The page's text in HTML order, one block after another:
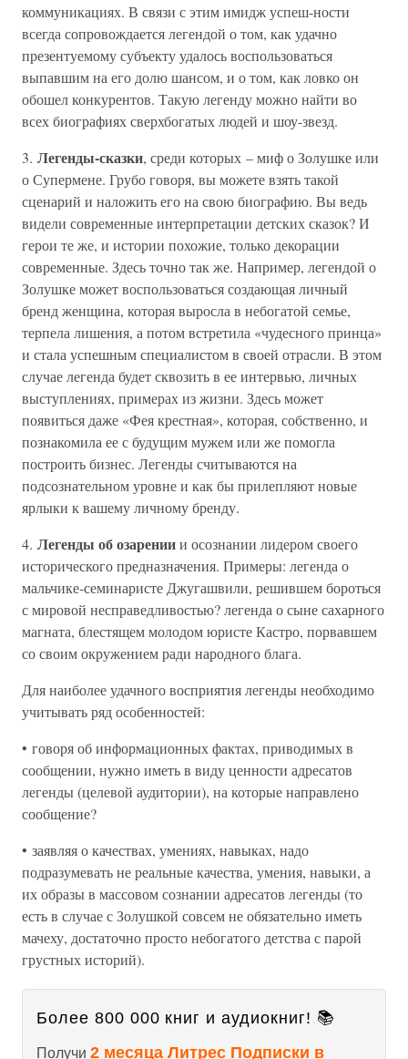
коммуникациях. В связи с этим имидж успеш-ности
всегда сопровождается легендой о том, как удачно
презентуемому субъекту удалось воспользоваться
выпавшим на его долю шансом, и о том, как ловко он
обошел конкурентов. Такую легенду можно найти во
всех биографиях сверхбогатых людей и шоу-звезд.
3. Легенды-сказки, среди которых – миф о Золушке или
о Супермене. Грубо говоря, вы можете взять такой
сценарий и наложить его на свою биографию. Вы ведь
видели современные интерпретации детских сказок? И
герои те же, и истории похожие, только декорации
современные. Здесь точно так же. Например, легендой о
Золушке может воспользоваться создающая личный
бренд женщина, которая выросла в небогатой семье,
терпела лишения, а потом встретила «чудесного принца»
и стала успешным специалистом в своей отрасли. В этом
случае легенда будет сквозить в ее интервью, личных
выступлениях, примерах из жизни. Здесь может
появиться даже «Фея крестная», которая, собственно, и
познакомила ее с будущим мужем или же помогла
построить бизнес. Легенды считываются на
подсознательном уровне и как бы прилепляют новые
ярлыки к вашему личному бренду.
4. Легенды об озарениии осознании лидером своего
исторического предназначения. Примеры: легенда о
мальчике-семинаристе Джугашвили, решившем бороться
с мировой несправедливостью? легенда о сыне сахарного
магната, блестящем молодом юристе Кастро, порвавшем
со своим окружением ради народного блага.
Для наиболее удачного восприятия легенды необходимо
учитывать ряд особенностей:
• говоря об информационных фактах, приводимых в
сообщении, нужно иметь в виду ценности адресатов
легенды (целевой аудитории), на которые направлено
сообщение?
• заявляя о качествах, умениях, навыках, надо
подразумевать не реальные качества, умения, навыки, а
их образы в массовом сознании адресатов легенды (то
есть в случае с Золушкой совсем не обязательно иметь
мачеху, достаточно просто небогатого детства с парой
грустных историй).
Более 800 000 книг и аудиокниг! 📚
Получи 2 месяца Литрес Подписки в